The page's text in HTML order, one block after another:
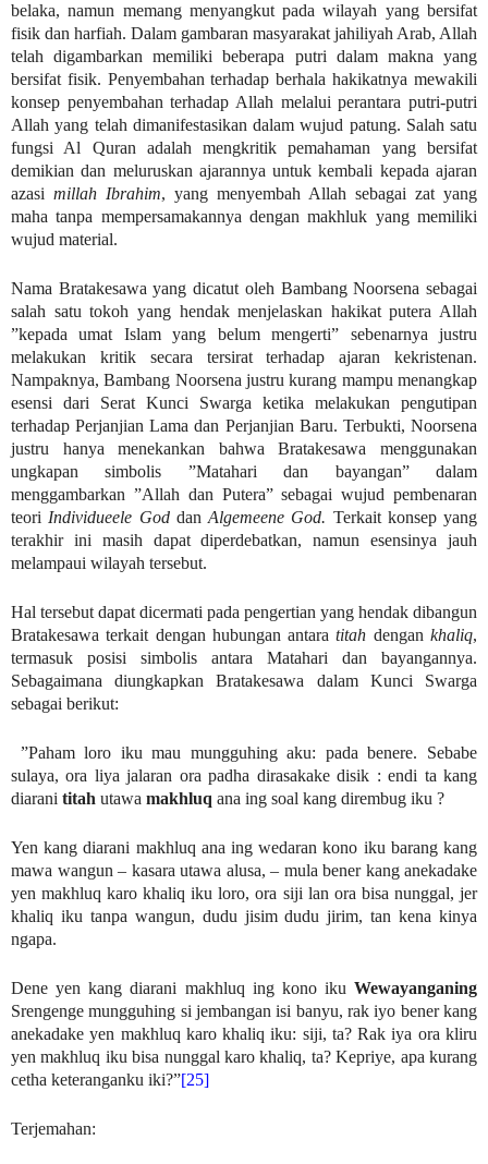
belaka, namun memang menyangkut pada wilayah yang bersifat
fisik dan harfiah. Dalam gambaran masyarakat jahiliyah Arab, Allah
telah digambarkan memiliki beberapa putri dalam makna yang
bersifat fisik. Penyembahan terhadap berhala hakikatnya mewakili
konsep penyembahan terhadap Allah melalui perantara putri-putri
Allah yang telah dimanifestasikan dalam wujud patung. Salah satu
fungsi Al Quran adalah mengkritik pemahaman yang bersifat
demikian dan meluruskan ajarannya untuk kembali kepada ajaran
azasi millah Ibrahim, yang menyembah Allah sebagai zat yang
maha tanpa mempersamakannya dengan makhluk yang memiliki
wujud material.
Nama Bratakesawa yang dicatut oleh Bambang Noorsena sebagai
salah satu tokoh yang hendak menjelaskan hakikat putera Allah
”kepada umat Islam yang belum mengerti” sebenarnya justru
melakukan kritik secara tersirat terhadap ajaran kekristenan.
Nampaknya, Bambang Noorsena justru kurang mampu menangkap
esensi dari Serat Kunci Swarga ketika melakukan pengutipan
terhadap Perjanjian Lama dan Perjanjian Baru. Terbukti, Noorsena
justru hanya menekankan bahwa Bratakesawa menggunakan
ungkapan simbolis ”Matahari dan bayangan” dalam
menggambarkan ”Allah dan Putera” sebagai wujud pembenaran
teori Individueele Goddan Algemeene God. Terkait konsep yang
terakhir ini masih dapat diperdebatkan, namun esensinya jauh
melampaui wilayah tersebut.
Hal tersebut dapat dicermati pada pengertian yang hendak dibangun
Bratakesawa terkait dengan hubungan antaratitah dengankhaliq,
termasuk posisi simbolis antara Matahari dan bayangannya.
Sebagaimana diungkapkan Bratakesawa dalam Kunci Swarga
sebagai berikut:
”Paham loro iku mau mungguhing aku: pada benere. Sebabe
sulaya, ora liya jalaran ora padha dirasakake disik : endi ta kang
diarani titah utawa makhluq ana ing soal kang dirembug iku ?
Yen kang diarani makhluq ana ing wedaran kono iku barang kang
mawa wangun – kasara utawa alusa, – mula bener kang anekadake
yen makhluq karo khaliq iku loro, ora siji lan ora bisa nunggal, jer
khaliq iku tanpa wangun, dudu jisim dudu jirim, tan kena kinya
ngapa.
Dene yen kang diarani makhluq ing kono iku Wewayanganing
Srengenge mungguhing si jembangan isi banyu, rak iyo bener kang
anekadake yen makhluq karo khaliq iku: siji, ta? Rak iya ora kliru
yen makhluq iku bisa nunggal karo khaliq, ta? Kepriye, apa kurang
cetha keteranganku iki?”[25]
Terjemahan: